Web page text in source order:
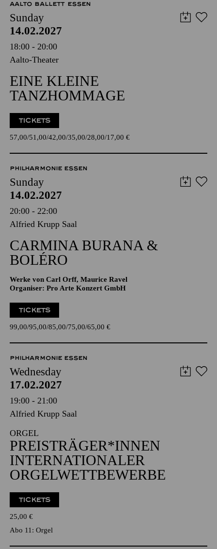
AALTO BALLETT ESSEN
Sunday
14.02.2027
18:00 - 20:00
Aalto-Theater
EINE KLEINE
TANZHOMMAGE
TICKETS
57,00 51,00 42,00 35,00 28,00 17,00 €
PHILHARMONIE ESSEN
Sunday
14.02.2027
20:00 - 22:00
Alfried Krupp Saal
CARMINA BURANA &
BOLÉRO
Werke von Carl Orff, Maurice Ravel
Organiser: Pro Arte Konzert GmbH
TICKETS
99,00 95,00 85,00 75,00 65,00 €
PHILHARMONIE ESSEN
Wednesday
17.02.2027
19:00 - 21:00
Alfried Krupp Saal
ORGEL
PREISTRÄGER*INNEN
INTERNATIONALER
ORGELWETTBEWERBE
TICKETS
25,00 €
Abo 11: Orgel